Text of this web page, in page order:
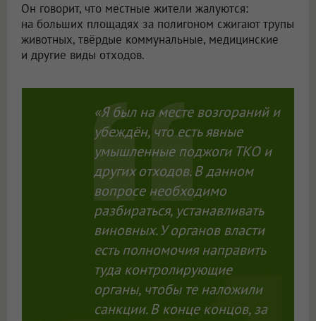
Он говорит, что местные жители жалуются:
на больших площадях за полигоном сжигают трупы
животных, твёрдые коммунальные, медицинские
и другие виды отходов.
«Я был на месте возгораний и
убеждён, что есть явные
умышленные поджоги ТКО и
других отходов. В данном
вопросе необходимо
разбираться, устанавливать
виновных. У органов власти
есть полномочия направить
туда контролирующие
органы, чтобы те наложили
санкции. В конце концов, за